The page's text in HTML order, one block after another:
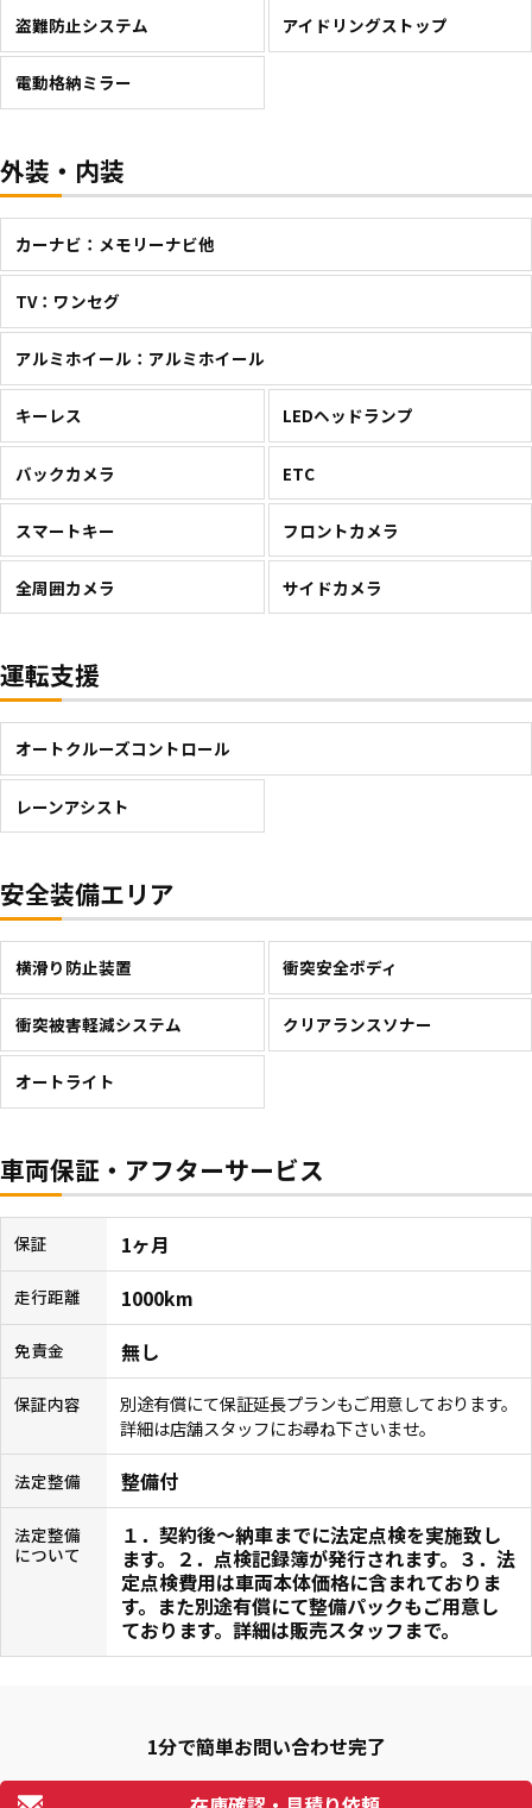
盗難防止システム アイドリングストップ
電動格納ミラー
外装・内装
カーナビ：メモリーナビ他
TV：ワンセグ
アルミホイール：アルミホイール
キーレス LEDヘッドランプ
バックカメラ ETC
スマートキー フロントカメラ
全周囲カメラ サイドカメラ
運転支援
オートクルーズコントロール
レーンアシスト
安全装備エリア
横滑り防止装置 衝突安全ボディ
衝突被害軽減システム クリアランスソナー
オートライト
車両保証・アフターサービス
保証 1ヶ月
走行距離 1000km
免責金 無し
保証内容
別途有償にて保証延長プランもご用意しております。
詳細は店舗スタッフにお尋ね下さいませ。
法定整備 整備付
法定整備
について
１．契約後〜納車までに法定点検を実施致し
ます。２．点検記録簿が発行されます。３．法
定点検費用は車両本体価格に含まれておりま
す。また別途有償にて整備パックもご用意し
ております。詳細は販売スタッフまで。
1分で簡単お問い合わせ完了